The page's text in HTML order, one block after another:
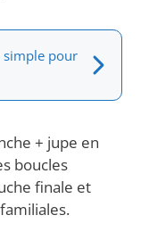
simple pour
+ jupe en
boucles
finale et